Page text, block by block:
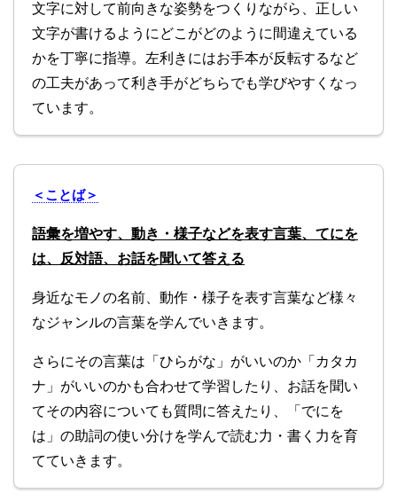
文字に対して前向きな姿勢をつくりながら、正しい
文字が書けるようにどこがどのように間違えている
かを丁寧に指導。左利きにはお手本が反転するなど
の工夫があって利き手がどちらでも学びやすくなっ
ています。
＜ことば＞
語彙を増やす、動き・様子などを表す言葉、てにを
は、反対語、お話を聞いて答える
身近なモノの名前、動作・様子を表す言葉など様々
なジャンルの言葉を学んでいきます。
さらにその言葉は「ひらがな」がいいのか「カタカ
ナ」がいいのかも合わせて学習したり、お話を聞い
てその内容についても質問に答えたり、「でにを
は」の助詞の使い分けを学んで読む力・書く力を育
てていきます。